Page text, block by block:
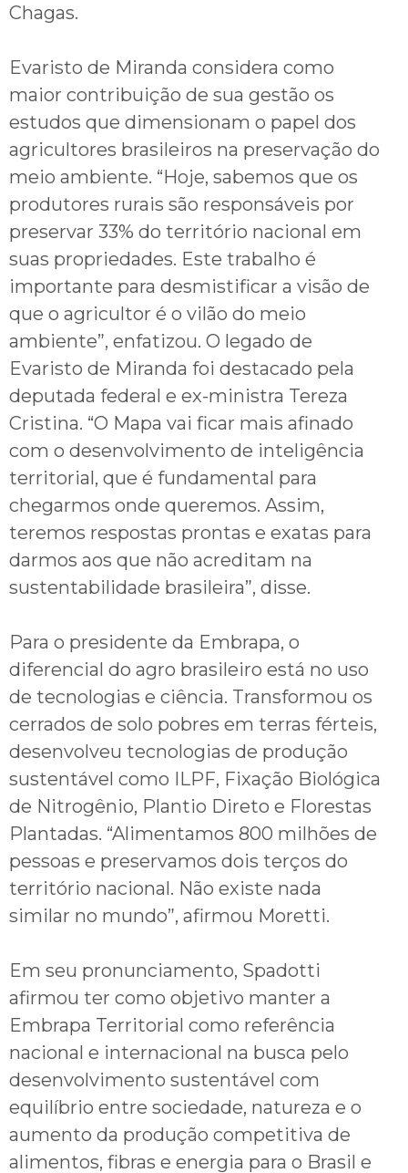
Chagas.
Evaristo de Miranda considera como
maior contribuição de sua gestão os
estudos que dimensionam o papel dos
agricultores brasileiros na preservação do
meio ambiente. “Hoje, sabemos que os
produtores rurais são responsáveis por
preservar 33% do território nacional em
suas propriedades. Este trabalho é
importante para desmistificar a visão de
que o agricultor é o vilão do meio
ambiente”, enfatizou. O legado de
Evaristo de Miranda foi destacado pela
deputada federal e ex-ministra Tereza
Cristina. “O Mapa vai ficar mais afinado
com o desenvolvimento de inteligência
territorial, que é fundamental para
chegarmos onde queremos. Assim,
teremos respostas prontas e exatas para
darmos aos que não acreditam na
sustentabilidade brasileira”, disse.
Para o presidente da Embrapa, o
diferencial do agro brasileiro está no uso
de tecnologias e ciência. Transformou os
cerrados de solo pobres em terras férteis,
desenvolveu tecnologias de produção
sustentável como ILPF, Fixação Biológica
de Nitrogênio, Plantio Direto e Florestas
Plantadas. “Alimentamos 800 milhões de
pessoas e preservamos dois terços do
território nacional. Não existe nada
similar no mundo”, afirmou Moretti.
Em seu pronunciamento, Spadotti
afirmou ter como objetivo manter a
Embrapa Territorial como referência
nacional e internacional na busca pelo
desenvolvimento sustentável com
equilíbrio entre sociedade, natureza e o
aumento da produção competitiva de
alimentos, fibras e energia para o Brasil e